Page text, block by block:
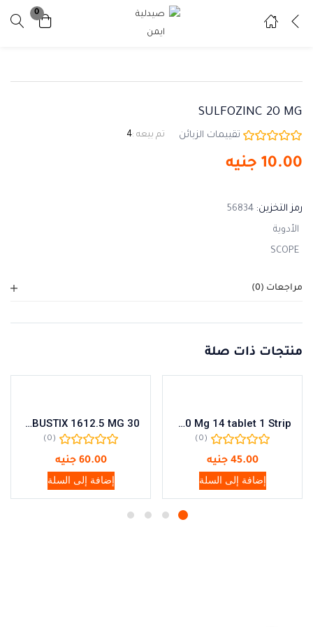
0
تسجيل
ادخل اسم المستخدم وكلمة المرور للدخول.
SULFOZINC 20 MG
تقييمات الزبائن تم بيعه :4
10.00 جنيه
رمز التخزين: 56834
الأدوية
SCOPE
مراجعات (0)
منتجات ذات صلة
Clarithro 250 Mg 14 tablet 1 Strip
(0)
45.00 جنيه
إضافة إلى السلة
ALBUSTIX 1612.5 MG 30
(0)
60.00 جنيه
إضافة إلى السلة